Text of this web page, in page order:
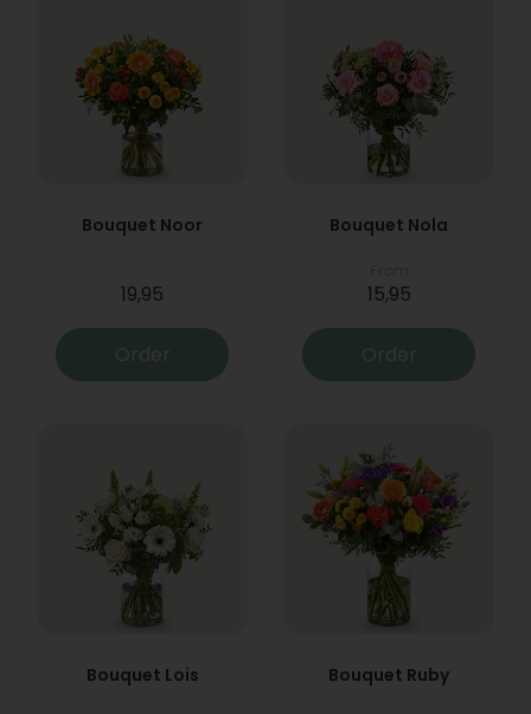
Bouquet Noor
19,95
Order
Bouquet Nola
15,95
Order
Bouquet Lois Bouquet Ruby